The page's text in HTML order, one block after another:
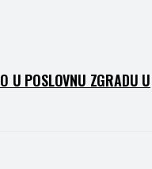
U POSLOVNU ZGRADU U